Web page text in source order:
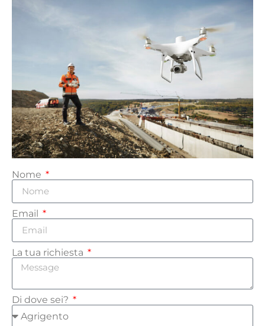
Nome
Email
La tua richiesta
Di dove sei?